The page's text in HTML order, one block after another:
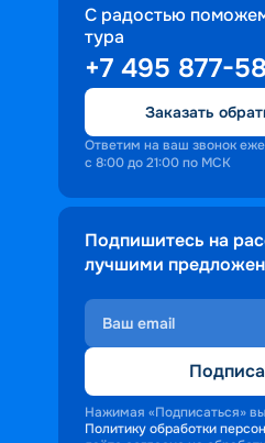
С радостью
тура
+7 495 877-
Заказать
Ответим на ваш звонок
с 8:00 до 21:00 по МСК
Подпишитесь на
лучшими
Нажимая «Подписаться»
Политику обработки